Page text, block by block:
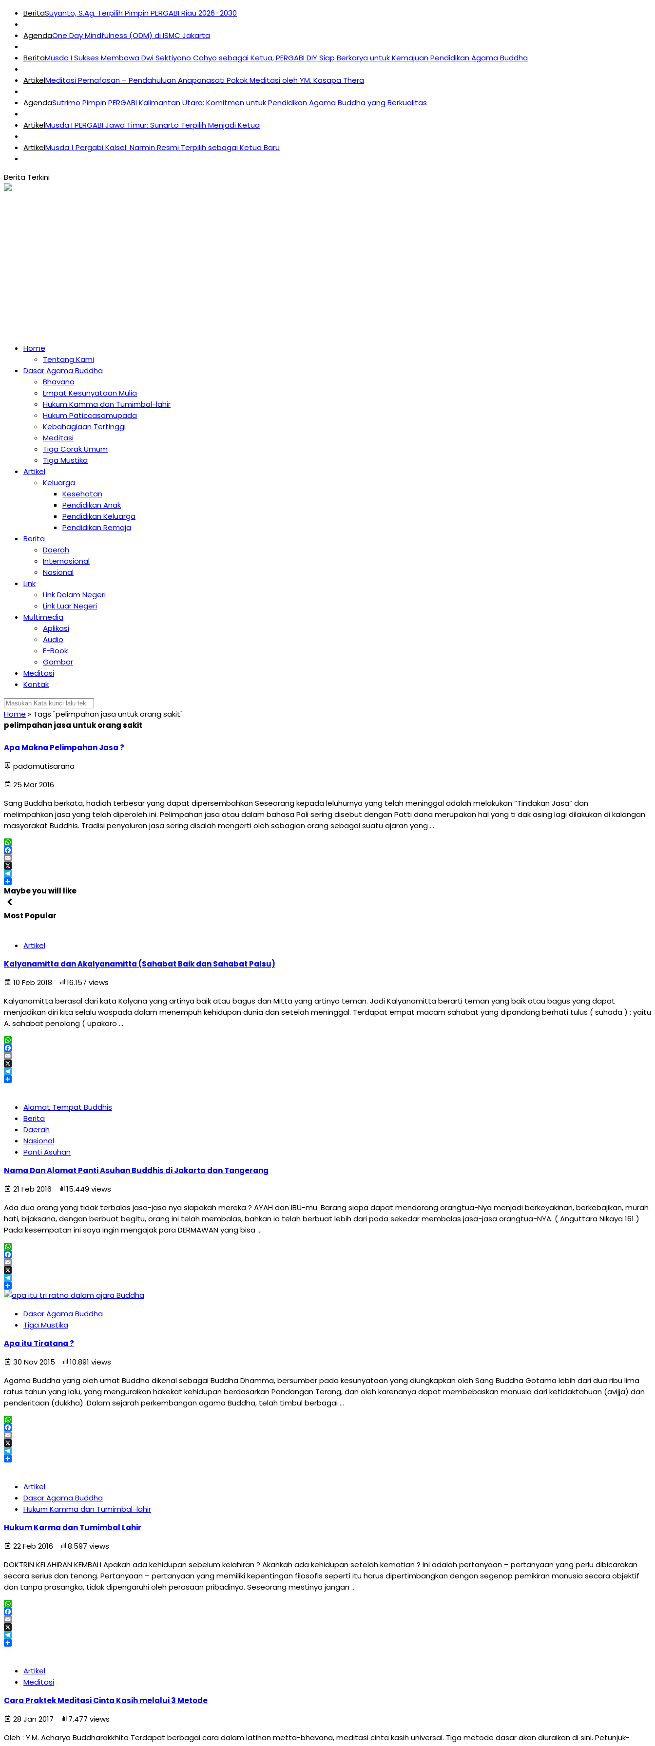
BeritaSuyanto, S.Ag. Terpilih Pimpin PERGABI Riau 2026–2030
AgendaOne Day Mindfulness (ODM) di ISMC Jakarta
BeritaMusda I Sukses Membawa Dwi Sektiyono Cahyo sebagai Ketua, PERGABI DIY Siap Berkarya untuk Kemajuan Pendidikan Agama Buddha
ArtikelMeditasi Pernafasan – Pendahuluan Anapanasati Pokok Meditasi oleh YM. Kasapa Thera
AgendaSutrimo Pimpin PERGABI Kalimantan Utara: Komitmen untuk Pendidikan Agama Buddha yang Berkualitas
ArtikelMusda I PERGABI Jawa Timur: Sunarto Terpilih Menjadi Ketua
ArtikelMusda 1 Pergabi Kalsel: Narmin Resmi Terpilih sebagai Ketua Baru
Home
Tentang Kami
Dasar Agama Buddha
Bhavana
Empat Kesunyataan Mulia
Hukum Kamma dan Tumimbal-lahir
Hukum Paticcasamupada
Kebahagiaan Tertinggi
Meditasi
Tiga Corak Umum
Tiga Mustika
Artikel
Keluarga
Kesehatan
Pendidikan Anak
Pendidikan Keluarga
Pendidikan Remaja
Berita
Daerah
Internasional
Nasional
Link
Link Dalam Negeri
Link Luar Negeri
Multimedia
Aplikasi
Audio
E-Book
Gambar
Meditasi
Kontak
Home » Tags "pelimpahan jasa untuk orang sakit"
pelimpahan jasa untuk orang sakit
Apa Makna Pelimpahan Jasa ?
padamutisarana
25 Mar 2016
Sang Buddha berkata, hadiah terbesar yang dapat dipersembahkan Seseorang kepada leluhurnya yang telah meninggal adalah melakukan “Tindakan Jasa” dan
melimpahkan jasa yang telah diperoleh ini. Pelimpahan jasa atau dalam bahasa Pali sering disebut dengan Patti dana merupakan hal yang ti dak asing lagi dilakukan di kalangan
masyarakat Buddhis. Tradisi penyaluran jasa sering disalah mengerti oleh sebagian orang sebagai suatu ajaran yang …
WhatsApp
Facebook
Email
X
Telegram
Share
Maybe you will like
Most Popular
Artikel
Kalyanamitta dan Akalyanamitta (Sahabat Baik dan Sahabat Palsu)
10 Feb 2018
16.157 views
Kalyanamitta berasal dari kata Kalyana yang artinya baik atau bagus dan Mitta yang artinya teman. Jadi Kalyanamitta berarti teman yang baik atau bagus yang dapat
menjadikan diri kita selalu waspada dalam menempuh kehidupan dunia dan setelah meninggal. Terdapat empat macam sahabat yang dipandang berhati tulus ( suhada ) : yaitu
A. sahabat penolong ( upakaro …
WhatsApp
Facebook
Email
X
Telegram
Alamat Tempat Buddhis
Berita
Daerah
Nasional
Panti Asuhan
Nama Dan Alamat Panti Asuhan Buddhis di Jakarta dan Tangerang
21 Feb 2016
15.449 views
Ada dua orang yang tidak terbalas jasa-jasa nya siapakah mereka ? AYAH dan IBU-mu. Barang siapa dapat mendorong orangtua-Nya menjadi berkeyakinan, berkebajikan, murah
hati, bijaksana, dengan berbuat begitu, orang ini telah membalas, bahkan ia telah berbuat lebih dari pada sekedar membalas jasa-jasa orangtua-NYA. ( Anguttara Nikaya 161 )
Pada kesempatan ini saya ingin mengajak para DERMAWAN yang bisa …
WhatsApp
Facebook
Email
X
Telegram
Share
Dasar Agama Buddha
Tiga Mustika
Apa itu Tiratana ?
30 Nov 2015
10.891 views
Agama Buddha yang oleh umat Buddha dikenal sebagai Buddha Dhamma, bersumber pada kesunyataan yang diungkapkan oleh Sang Buddha Gotama lebih dari dua ribu lima
ratus tahun yang lalu, yang menguraikan hakekat kehidupan berdasarkan Pandangan Terang, dan oleh karenanya dapat membebaskan manusia dari ketidaktahuan (avijja) dan
penderitaan (dukkha). Dalam sejarah perkembangan agama Buddha, telah timbul berbagai …
WhatsApp
Facebook
Email
X
Telegram
Artikel
Dasar Agama Buddha
Hukum Kamma dan Tumimbal-lahir
Hukum Karma dan Tumimbal Lahir
22 Feb 2016
8.597 views
DOKTRIN KELAHIRAN KEMBALI Apakah ada kehidupan sebelum kelahiran ? Akankah ada kehidupan setelah kematian ? Ini adalah pertanyaan – pertanyaan yang perlu dibicarakan
secara serius dan tenang. Pertanyaan – pertanyaan yang memiliki kepentingan filosofis seperti itu harus dipertimbangkan dengan segenap pemikiran manusia secara objektif
dan tanpa prasangka, tidak dipengaruhi oleh perasaan pribadinya. Seseorang mestinya jangan …
WhatsApp
Facebook
Email
X
Telegram
Artikel
Meditasi
Cara Praktek Meditasi Cinta Kasih melalui 3 Metode
28 Jan 2017
7.477 views
Oleh : Y.M. Acharya Buddharakkhita Terdapat berbagai cara dalam latihan metta-bhavana, meditasi cinta kasih universal. Tiga metode dasar akan diuraikan di sini. Petunjuk-